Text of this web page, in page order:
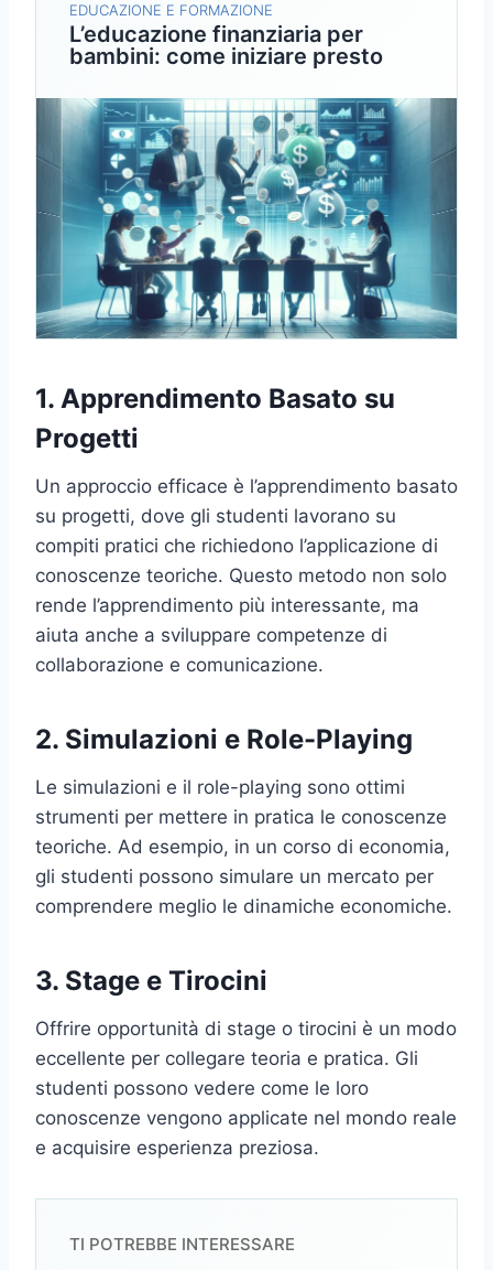
EDUCAZIONE E FORMAZIONE
L’educazione finanziaria per
bambini: come iniziare presto
1. Apprendimento Basato su
Progetti
Un approccio efficace è l’apprendimento basato
su progetti, dove gli studenti lavorano su
compiti pratici che richiedono l’applicazione di
conoscenze teoriche. Questo metodo non solo
rende l’apprendimento più interessante, ma
aiuta anche a sviluppare competenze di
collaborazione e comunicazione.
2. Simulazioni e Role-Playing
Le simulazioni e il role-playing sono ottimi
strumenti per mettere in pratica le conoscenze
teoriche. Ad esempio, in un corso di economia,
gli studenti possono simulare un mercato per
comprendere meglio le dinamiche economiche.
3. Stage e Tirocini
Offrire opportunità di stage o tirocini è un modo
eccellente per collegare teoria e pratica. Gli
studenti possono vedere come le loro
conoscenze vengono applicate nel mondo reale
e acquisire esperienza preziosa.
TI POTREBBE INTERESSARE